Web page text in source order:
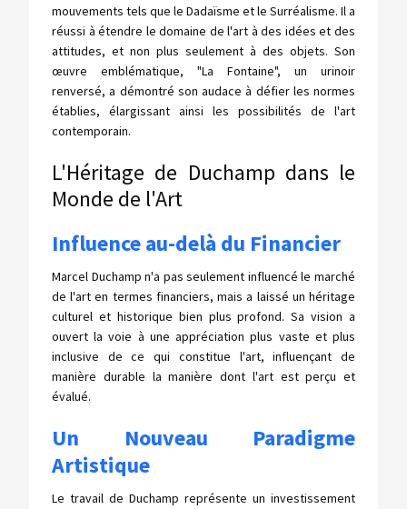
mouvements tels que le Dadaïsme et le Surréalisme. Il a
réussi à étendre le domaine de l'art à des idées et des
attitudes, et non plus seulement à des objets. Son
œuvre emblématique, "La Fontaine", un urinoir
renversé, a démontré son audace à défier les normes
établies, élargissant ainsi les possibilités de l'art
contemporain.
L'Héritage de Duchamp dans le
Monde de l'Art
Influence au-delà du Financier
Marcel Duchamp n'a pas seulement influencé le marché
de l'art en termes financiers, mais a laissé un héritage
culturel et historique bien plus profond. Sa vision a
ouvert la voie à une appréciation plus vaste et plus
inclusive de ce qui constitue l'art, influençant de
manière durable la manière dont l'art est perçu et
évalué.
Un Nouveau Paradigme
Artistique
Le travail de Duchamp représente un investissement